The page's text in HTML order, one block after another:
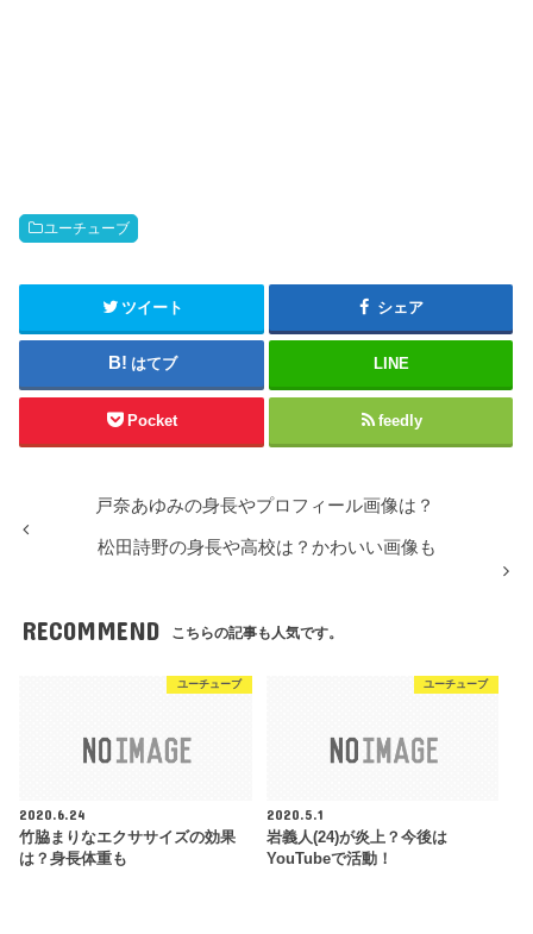
ユーチューブ
ツイート シェア
はてブ LINE
Pocket feedly
戸奈あゆみの身長やプロフィール画像は？
松田詩野の身長や高校は？かわいい画像も
RECOMMEND こちらの記事も人気です。
ユーチューブ
2020.6.24
竹脇まりなエクササイズの効果
は？身長体重も
ユーチューブ
2020.5.1
岩義人(24)が炎上？今後は
YouTubeで活動！